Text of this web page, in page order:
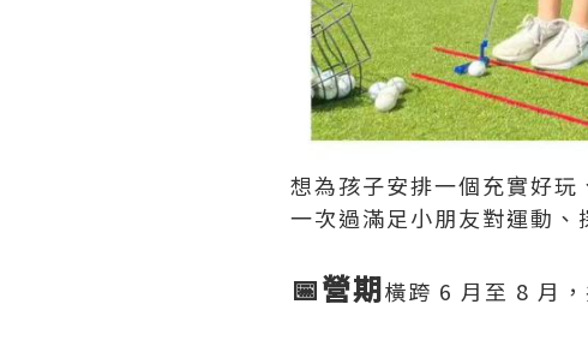
想為孩子安排一個充實好
一次過滿足小朋友對運動
📅營期橫跨 6 月至 8 月